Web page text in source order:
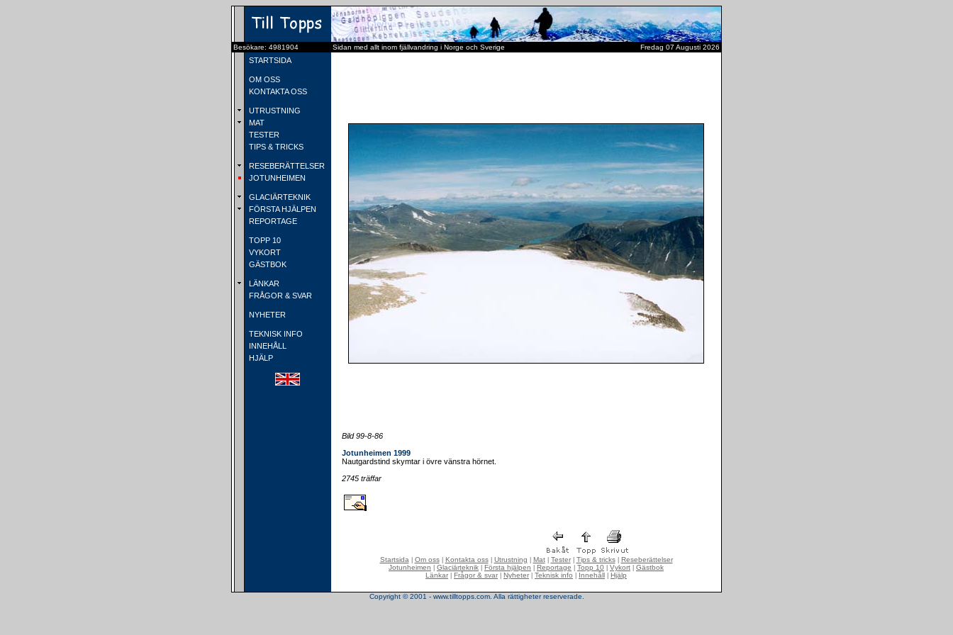
Besökare: 4981904 Sidan med allt inom fjällvandring i Norge och Sverige Fredag 07 Augusti 2026
STARTSIDA
OM OSS
KONTAKTA OSS
UTRUSTNING
MAT
TESTER
TIPS & TRICKS
RESEBERÄTTELSER
JOTUNHEIMEN
GLACIÄRTEKNIK
FÖRSTA HJÄLPEN
REPORTAGE
TOPP 10
VYKORT
GÄSTBOK
LÄNKAR
FRÅGOR & SVAR
NYHETER
TEKNISK INFO
INNEHÅLL
HJÄLP
Bild 99-8-86
Jotunheimen 1999
Nautgardstind skymtar i övre vänstra hörnet.
2745 träffar
Startsida| Om oss| Kontakta oss| Utrustning Mat| Tester| Tips & tricks| Reseberättelser
Jotunheimen
Glaciärteknik Första hjälpen Reportage Topp 10 Vykort
Gästbok
Länkar
Frågor & svar Nyheter Teknisk info Innehåll Hjälp
Copyright © 2001 - www.tilltopps.com. Alla rättigheter reserverade.